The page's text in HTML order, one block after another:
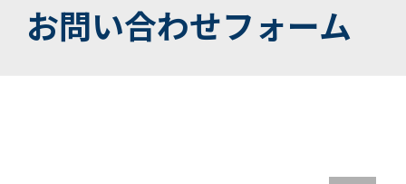
お問い合わせフォーム